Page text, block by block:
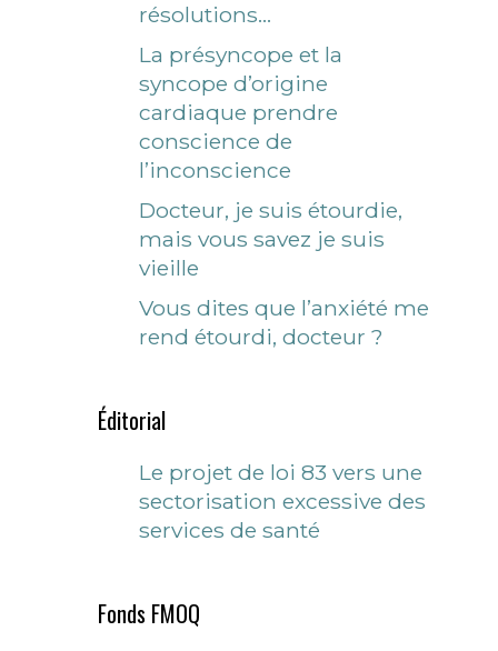
résolutions…
La présyncope et la
syncope d’origine
cardiaque prendre
conscience de
l’inconscience
Docteur, je suis étourdie,
mais vous savez je suis
vieille
Vous dites que l’anxiété me
rend étourdi, docteur ?
Éditorial
Le projet de loi 83 vers une
sectorisation excessive des
services de santé
Fonds FMOQ